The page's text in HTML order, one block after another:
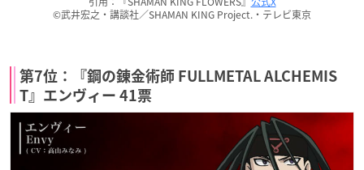
©武井宏之・講談社／SHAMAN KING Project.・テレビ東京
第7位：『鋼の錬金術師 FULLMETAL ALCHEMIS
T』エンヴィー 41票